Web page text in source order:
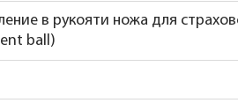
в рукояти ножа для
ball)